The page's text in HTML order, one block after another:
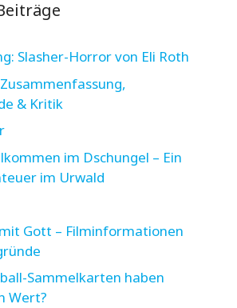
Slasher-Horror von Eli Roth
& Kritik
im Dschungel – Ein
im Urwald
Gott – Filminformationen
Sammelkarten haben
Wert?